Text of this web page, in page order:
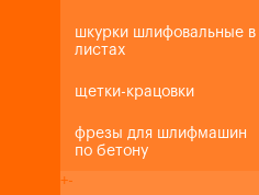
шкурки шлифовальные в
листах
щетки-крацовки
фрезы для шлифмашин
по бетону
+-